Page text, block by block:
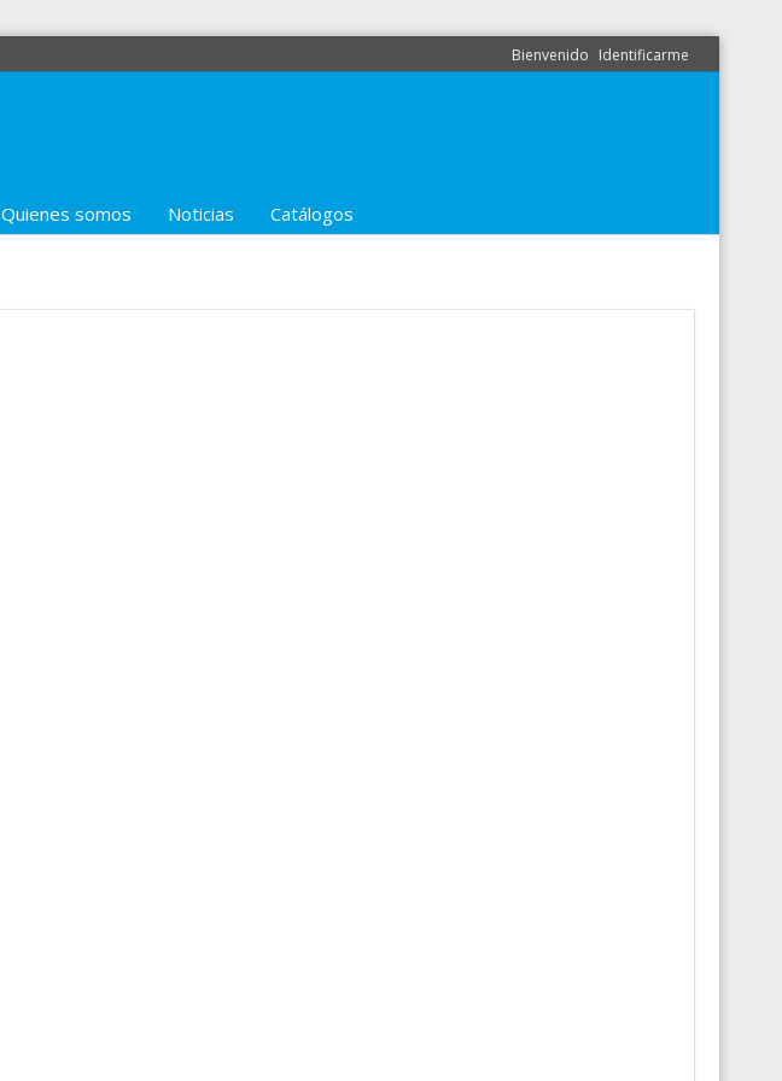
Bienvenido Identificarme
Quienes somos Noticias Catálogos